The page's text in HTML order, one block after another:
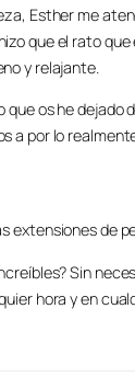
Esther me
que el rato
y relajante.
que os he dejado
a por lo
extensiones de
Sin
hora y en